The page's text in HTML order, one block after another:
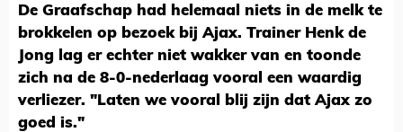
De Graafschap had helemaal niets in de melk te
brokkelen op bezoek bij Ajax. Trainer Henk de
Jong lag er echter niet wakker van en toonde
zich na de 8-0-nederlaag vooral een waardig
verliezer. "Laten we vooral blij zijn dat Ajax zo
goed is."